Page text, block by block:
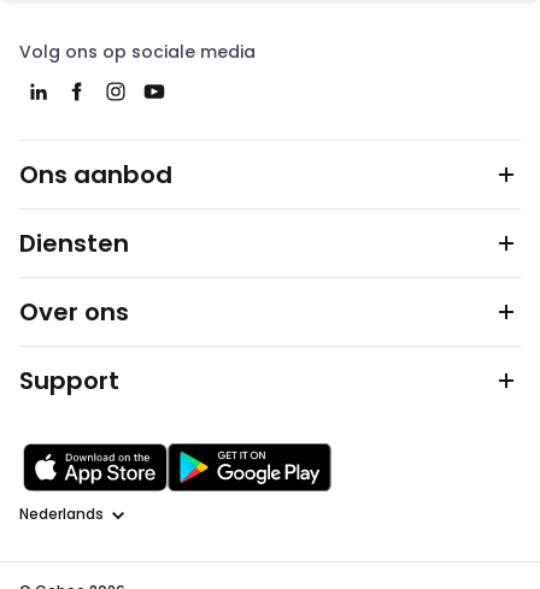
Volg ons op sociale media
Ons aanbod
Diensten
Over ons
Support
Taal